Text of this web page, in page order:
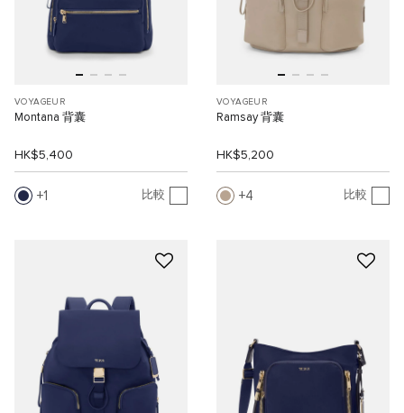
VOYAGEUR
Montana 背囊
HK$5,400
1 比較
VOYAGEUR
Ramsay 背囊
HK$5,200
4 比較